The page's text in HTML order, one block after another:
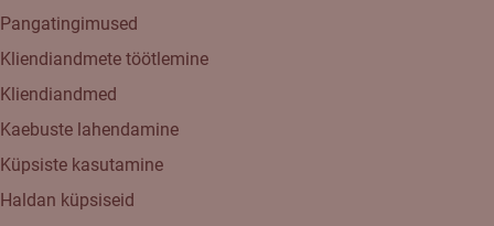
Pangatingimused
Kliendiandmete töötlemine
Kliendiandmed
Kaebuste lahendamine
Küpsiste kasutamine
Haldan küpsiseid